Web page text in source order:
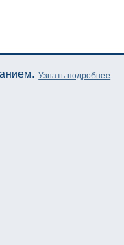
Узнать подробнее